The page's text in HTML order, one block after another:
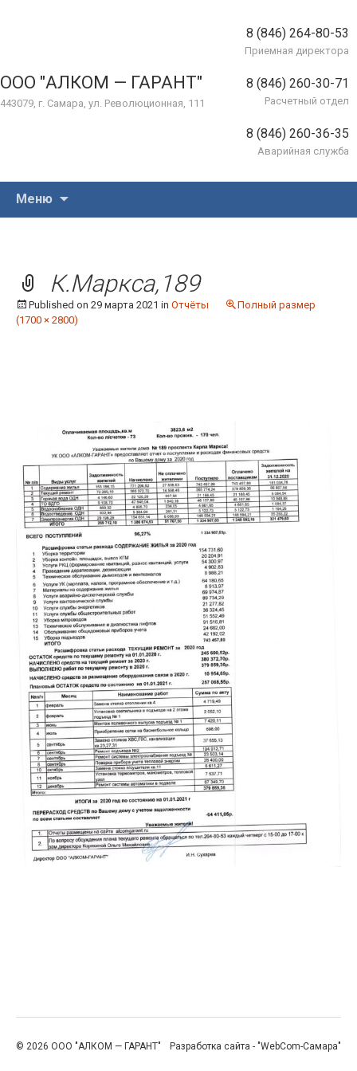
ООО "АЛКОМ — ГАРАНТ"
443079, г. Самара, ул. Революционная, 111
8 (846) 264-80-53
Приемная директора
8 (846) 260-30-71
Расчетный отдел
8 (846) 260-36-35
Аварийная служба
Меню
К.Маркса,189
Published on 29 марта 2021 in Отчёты
Полный размер
(1700 × 2800)
© 2026 ООО "АЛКОМ — ГАРАНТ" Разработка сайта - "WebCom-Самара"